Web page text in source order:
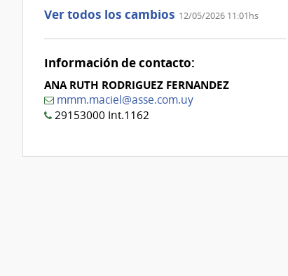
0
Ver todos los cambios 12/05/2026 11:01hs
Información de contacto:
ANA RUTH RODRIGUEZ FERNANDEZ
mmm.maciel@asse.com.uy
29153000 Int.1162